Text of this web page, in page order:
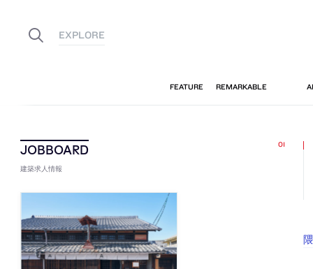
建築求人情報